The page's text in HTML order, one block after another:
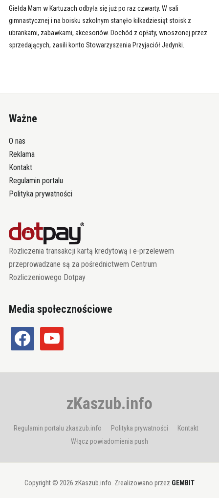
Giełda Mam w Kartuzach odbyła się już po raz czwarty. W sali
gimnastycznej i na boisku szkolnym stanęło kilkadziesiąt stoisk z
ubrankami, zabawkami, akcesoriów. Dochód z opłaty, wnoszonej przez
sprzedających, zasili konto Stowarzyszenia Przyjaciół Jedynki.
Ważne
O nas
Reklama
Kontakt
Regulamin portalu
Polityka prywatności
Rozliczenia transakcji kartą kredytową i e-przelewem
przeprowadzane są za pośrednictwem Centrum
Rozliczeniowego Dotpay
Media społecznościowe
facebook youtube
zKaszub.info
Regulamin portalu zkaszub.info Polityka prywatności
Kontakt
Włącz powiadomienia push
Copyright © 2026 zKaszub.info. Zrealizowano przez GEMBIT